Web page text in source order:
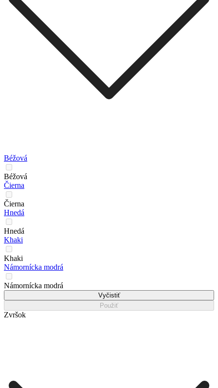
Béžová
Béžová
Čierna
Čierna
Hnedá
Hnedá
Khaki
Khaki
Námornícka modrá
Námornícka modrá
Vyčistiť
Použiť
Zvršok